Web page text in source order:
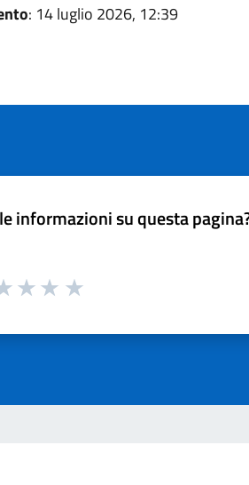
: 14 luglio 2026, 12:39
informazioni su questa